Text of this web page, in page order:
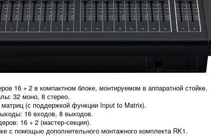
16 + 2 в компактном блоке, монтируемом в аппаратной стойке.
32 моно, 8 стерео.
(с поддержкой функции Input to Matrix).
16 входов, 8 выходов.
16 + 2 (мастер-секция).
с помощью дополнительного монтажного комплекта RK1.